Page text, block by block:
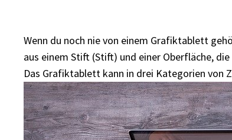
Wenn du noch nie von einem Grafiktablett
aus einem Stift (Stift) und einer Oberfläche,
Das Grafiktablett kann in drei Kategorien von